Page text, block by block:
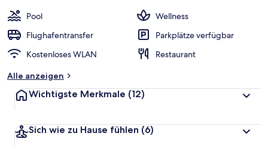
Pool
Wellness
Flughafentransfer
Parkplätze verfügbar
Kostenloses WLAN
Restaurant
Alle anzeigen
Wichtigste Merkmale (12)
Sich wie zu Hause fühlen (6)